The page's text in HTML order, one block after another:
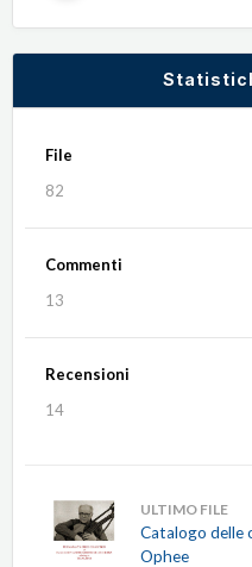
File
82
Commenti
13
Recensioni
14
ULTIMO FILE
Catalogo delle
Ophee